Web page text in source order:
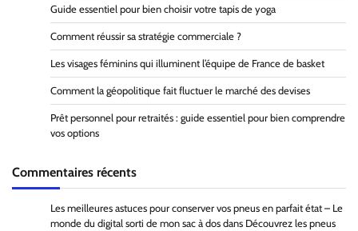
Guide essentiel pour bien choisir votre tapis de yoga
Comment réussir sa stratégie commerciale ?
Les visages féminins qui illuminent l’équipe de France de basket
Comment la géopolitique fait fluctuer le marché des devises
Prêt personnel pour retraités : guide essentiel pour bien comprendre
vos options
Commentaires récents
Les meilleures astuces pour conserver vos pneus en parfait état – Le
monde du digital sorti de mon sac à dos dans Découvrez les pneus